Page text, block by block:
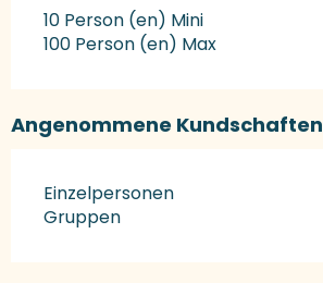
10 Person (en) Mini
100 Person (en) Max
Angenommene Kundschaften
Einzelpersonen
Gruppen